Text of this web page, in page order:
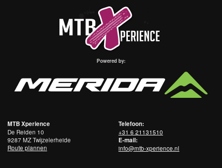
Powered by:
MTB Xperience
De Reiden 10
9287 MZ Twijzelerheide
Route plannen
Telefoon:
+31 6 21131510
E-mail:
info@mtb-xperience.nl